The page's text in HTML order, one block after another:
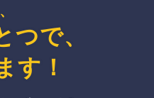
つで、
す ！